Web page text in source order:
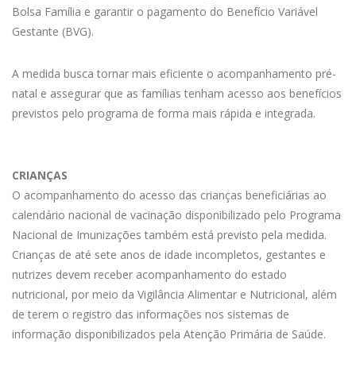
Bolsa Família e garantir o pagamento do Benefício Variável
Gestante (BVG).
A medida busca tornar mais eficiente o acompanhamento pré-
natal e assegurar que as famílias tenham acesso aos benefícios
previstos pelo programa de forma mais rápida e integrada.
CRIANÇAS
O acompanhamento do acesso das crianças beneficiárias ao
calendário nacional de vacinação disponibilizado pelo Programa
Nacional de Imunizações também está previsto pela medida.
Crianças de até sete anos de idade incompletos, gestantes e
nutrizes devem receber acompanhamento do estado
nutricional, por meio da Vigilância Alimentar e Nutricional, além
de terem o registro das informações nos sistemas de
informação disponibilizados pela Atenção Primária de Saúde.